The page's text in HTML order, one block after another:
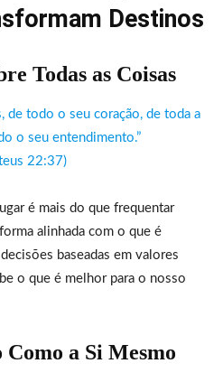
Destinos
Todas as Coisas
de todo o seu coração, de toda a
o seu entendimento.”
22:37)
é mais do que frequentar
alinhada com o que é
baseadas em valores
o que é melhor para o nosso
a Si Mesmo